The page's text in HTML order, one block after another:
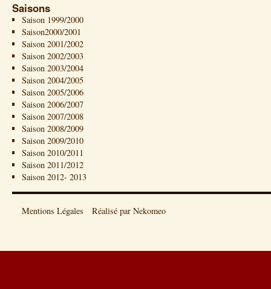
Saisons
Saison 1999/2000
Saison2000/2001
Saison 2001/2002
Saison 2002/2003
Saison 2003/2004
Saison 2004/2005
Saison 2005/2006
Saison 2006/2007
Saison 2007/2008
Saison 2008/2009
Saison 2009/2010
Saison 2010/2011
Saison 2011/2012
Saison 2012- 2013
Mentions Légales Réalisé par Nekomeo